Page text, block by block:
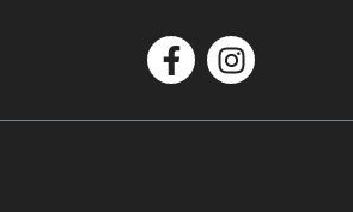
FacebookInstagram